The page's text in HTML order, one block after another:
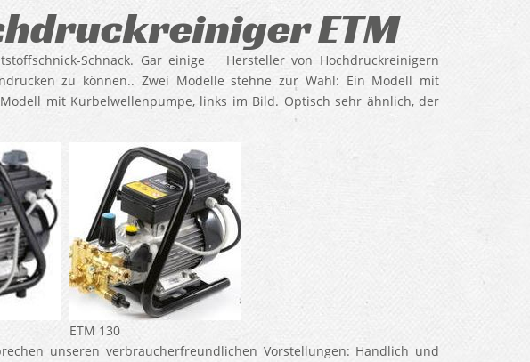
ETM
Schnack. Gar einige Hersteller von Hochdruckreinigern
zu können.. Zwei Modelle stehne zur Wahl: Ein Modell mit
mit Kurbelwellenpumpe, links im Bild. Optisch sehr ähnlich, der
ETM 130
unseren verbraucherfreundlichen Vorstellungen: Handlich und